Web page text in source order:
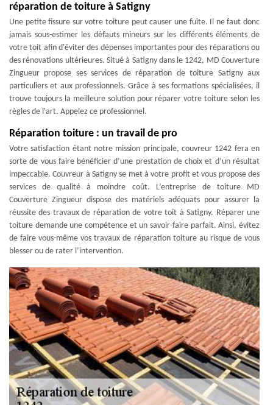
réparation de toiture à Satigny
Une petite fissure sur votre toiture peut causer une fuite. Il ne faut donc
jamais sous-estimer les défauts mineurs sur les différents éléments de
votre toit afin d'éviter des dépenses importantes pour des réparations ou
des rénovations ultérieures. Situé à Satigny dans le 1242, MD Couverture
Zingueur propose ses services de réparation de toiture Satigny aux
particuliers et aux professionnels. Grâce à ses formations spécialisées, il
trouve toujours la meilleure solution pour réparer votre toiture selon les
règles de l'art. Appelez ce professionnel.
Réparation toiture : un travail de pro
Votre satisfaction étant notre mission principale, couvreur 1242 fera en
sorte de vous faire bénéficier d’une prestation de choix et d’un résultat
impeccable. Couvreur à Satigny se met à votre profit et vous propose des
services de qualité à moindre coût. L’entreprise de toiture MD
Couverture Zingueur dispose des matériels adéquats pour assurer la
réussite des travaux de réparation de votre toit à Satigny. Réparer une
toiture demande une compétence et un savoir-faire parfait. Ainsi, évitez
de faire vous-même vos travaux de réparation toiture au risque de vous
blesser ou de rater l’intervention.